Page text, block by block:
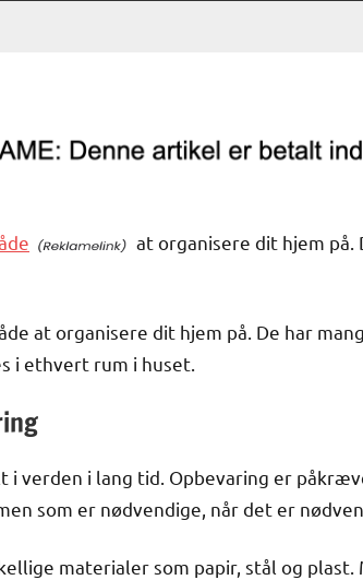
at organisere dit hjem på.
at organisere dit hjem på. De har
i ethvert rum i huset.
verden i lang tid. Opbevaring er
som er nødvendige, når det er
materialer som papir, stål og plast.